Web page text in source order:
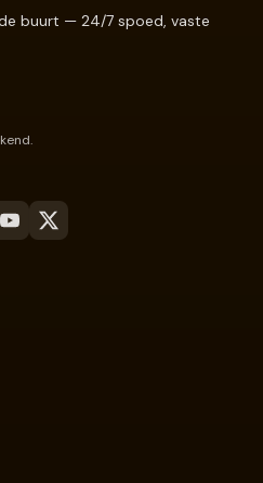
buurt — 24/7 spoed, vaste